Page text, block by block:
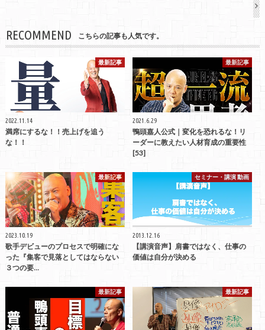
RECOMMEND こちらの記事も人気です。
最新記事
2022.11.14
満席にするな！！売上げを追う
な！！
最新記事
2021.6.29
鴨頭嘉人公式｜変化を恐れるな！リ
ーダーに教えたい人材育成の重要性
[53]
最新記事
2023.10.19
歌手デビューのプロセスで明確にな
った『集客で見落としてはならない
３つの要…
セミナー・講演 動画
2013.12.16
【講演音声】肩書ではなく、仕事の
価値は自分が決める
最新記事 最新記事